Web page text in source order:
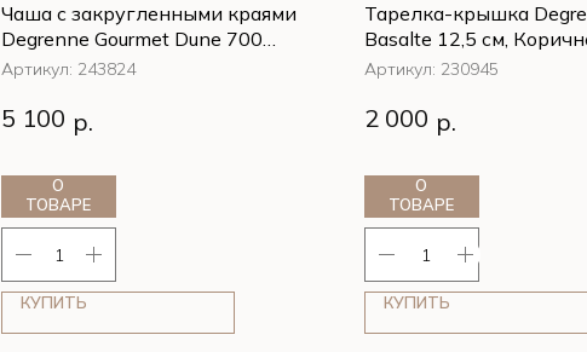
Чаша с закругленными краями
Degrenne Gourmet Dune 700
мл/18 см, Бежевый
Артикул: 243824
Чаша с закругленными краями
Degrenne Gourmet Dune 700
5 100 р.
О
ТОВАРЕ
КУПИТЬ
Тарелка-крышка
Basalte 12,5 см,
Артикул: 230945
Тарелка-крышка
Basalte 12,5 см,
2 000 р.
О
ТОВАРЕ
КУПИТЬ